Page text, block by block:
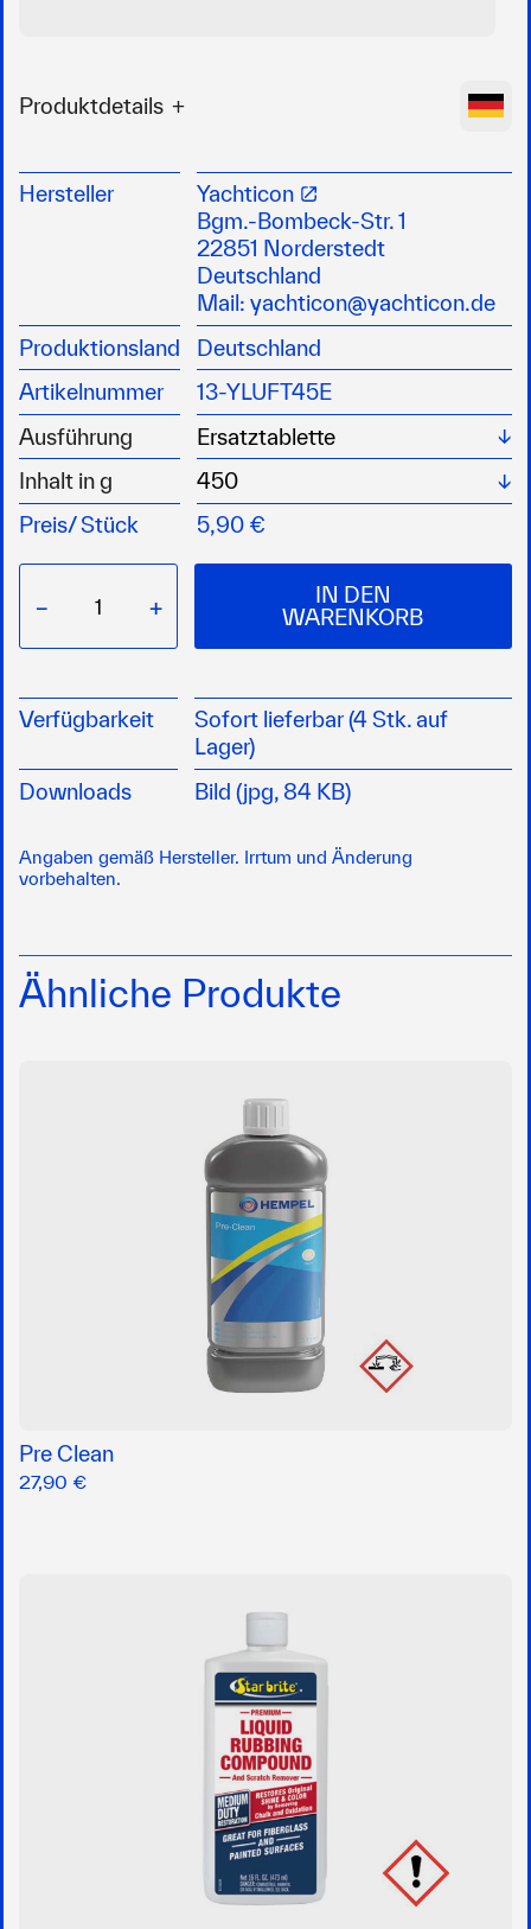
Produktdetails
einfache Anwendung durch Einlegen von 450g
ca. 3-4 Monate haltbar
ACHTUNG: H319
Hersteller
Yachticon
Bgm.-Bombeck-Str. 1
22851 Norderstedt
Deutschland
Mail: yachticon@yachticon.de
Produktionsland
Deutschland
Artikelnummer
13-YLUFT45E
Ausführung
Inhalt in g
Preis/Stück 5,90 €
− +
IN DEN
WARENKORB
Verfügbarkeit
Sofort lieferbar (4 Stk. auf
Lager)
Downloads
Bild (jpg, 84 KB)
Angaben gemäß Hersteller. Irrtum und Änderung
vorbehalten.
Ähnliche Produkte
Pre Clean
27,90 €